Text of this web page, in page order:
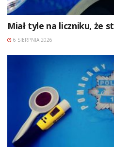
Miał tyle na liczniku, że
6 SIERPNIA 2026